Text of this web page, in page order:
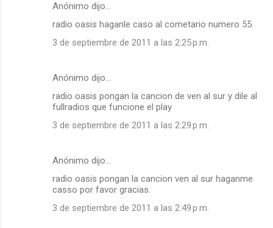
Anónimo dijo…
radio oasis haganle caso al cometario numero 55
3 de septiembre de 2011 a las 2:25 p.m.
Anónimo dijo…
radio oasis pongan la cancion de ven al sur y dile al
fullradios que funcione el play
3 de septiembre de 2011 a las 2:29 p.m.
Anónimo dijo…
radio oasis pongan la cancion ven al sur haganme
casso por favor gracias.
3 de septiembre de 2011 a las 2:49 p.m.